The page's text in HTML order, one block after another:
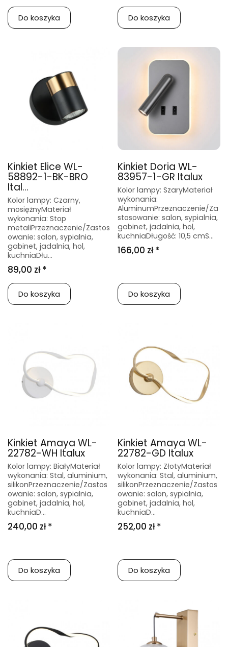
Do koszyka Do koszyka
Kinkiet Elice WL-
58892-1-BK-BRO
Ital...
Kolor lampy: Czarny,
mosiężnyMateriał
wykonania: Stop
metaliPrzeznaczenie/Zastos
owanie: salon, sypialnia,
gabinet, jadalnia, hol,
kuchniaDłu...
89,00 zł *
Do koszyka
Kinkiet Doria WL-
83957-1-GR Italux
Kolor lampy: SzaryMateriał
wykonania:
AluminumPrzeznaczenie/Za
stosowanie: salon, sypialnia,
gabinet, jadalnia, hol,
kuchniaDługość: 10,5 cmS...
166,00 zł *
Do koszyka
Kinkiet Amaya WL-
22782-WH Italux
Kolor lampy: BiałyMateriał
wykonania: Stal, aluminium,
silikonPrzeznaczenie/Zastos
owanie: salon, sypialnia,
gabinet, jadalnia, hol,
kuchniaD...
240,00 zł *
Do koszyka
Kinkiet Amaya WL-
22782-GD Italux
Kolor lampy: ZłotyMateriał
wykonania: Stal, aluminium,
silikonPrzeznaczenie/Zastos
owanie: salon, sypialnia,
gabinet, jadalnia, hol,
kuchniaD...
252,00 zł *
Do koszyka